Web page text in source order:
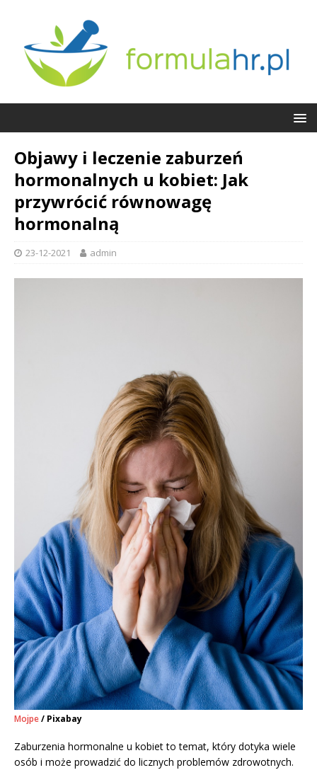
Objawy i leczenie zaburzeń
hormonalnych u kobiet: Jak
przywrócić równowagę
hormonalną
23-12-2021 admin
Mojpe/ Pixabay
Zaburzenia hormonalne u kobiet to temat, który dotyka wiele
osób i może prowadzić do licznych problemów zdrowotnych.